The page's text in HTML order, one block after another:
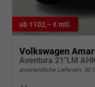
ab 1102,– € mtl.
Volkswagen
Aventura 21"LM
unverbindliche Lieferzeit: